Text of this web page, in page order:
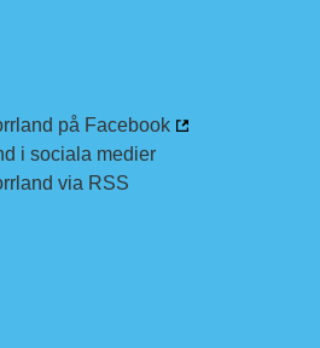
på Facebook
i sociala medier
via RSS